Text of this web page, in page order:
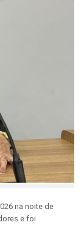
na noite de
e foi